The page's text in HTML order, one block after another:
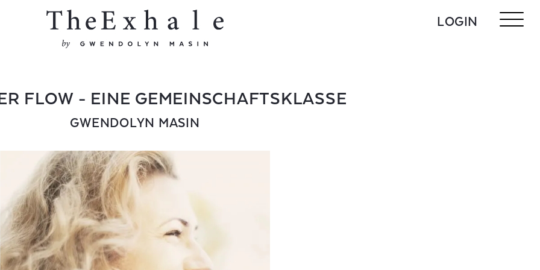
LOGIN
FLOW - EINE GEMEINSCHAFTSKLASSE
GWENDOLYN MASIN